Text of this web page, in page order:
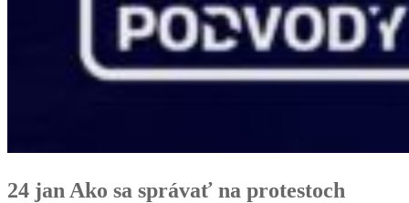
24 jan Ako sa správať na protestoch